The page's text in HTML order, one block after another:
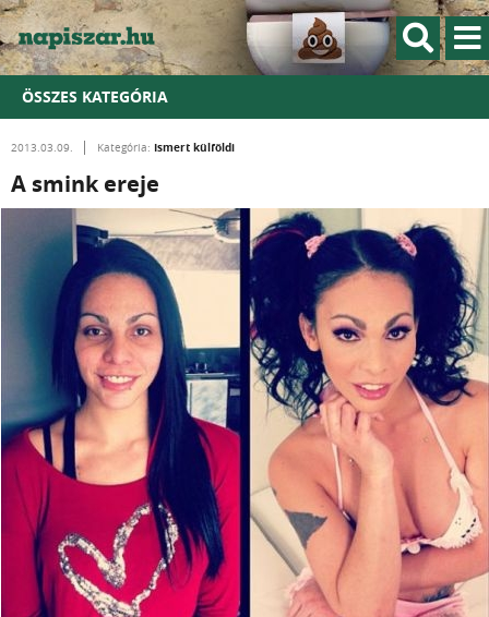
ÖSSZES KATEGÓRIA
2013.03.09. Kategória: Ismert külföldi
A smink ereje